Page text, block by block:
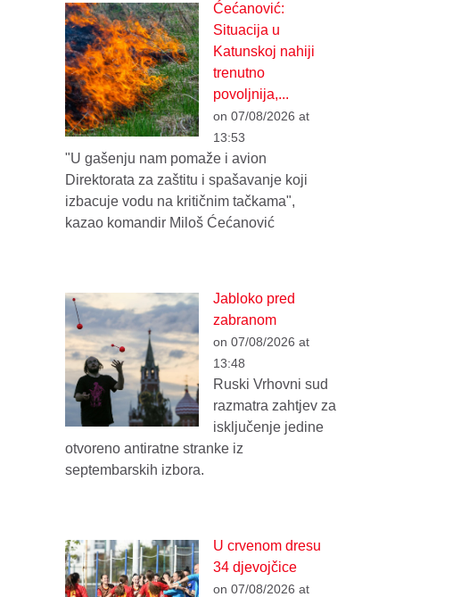
Ćećanović:
Situacija u
Katunskoj nahiji
trenutno
povoljnija,...
on 07/08/2026 at
13:53
"U gašenju nam pomaže i avion
Direktorata za zaštitu i spašavanje koji
izbacuje vodu na kritičnim tačkama",
kazao komandir Miloš Ćećanović
Jabloko pred
zabranom
on 07/08/2026 at
13:48
Ruski Vrhovni sud
razmatra zahtjev za
isključenje jedine
otvoreno antiratne stranke iz
septembarskih izbora.
U crvenom dresu
34 djevojčice
on 07/08/2026 at